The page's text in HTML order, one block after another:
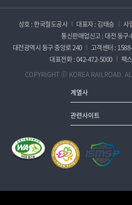
상호 : 한국철도공사 대표자 : 김태승
사
통신판매업신고 : 대전 동구
대전광역시 동구 중앙로 240
고객센터 :
대표전화 : 042-472-5000
팩
COPYRIGHT ⓒ KOREA RAILROAD.
계열사
관련사이트